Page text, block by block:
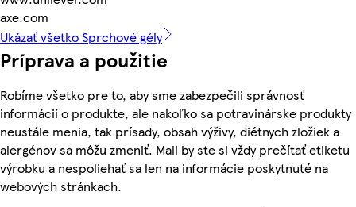
axe.com
Ukázať všetko Sprchové gély
Príprava a použitie
Robíme všetko pre to, aby sme zabezpečili správnosť
informácií o produkte, ale nakoľko sa potravinárske produkty
neustále menia, tak prísady, obsah výživy, diétnych zložiek a
alergénov sa môžu zmeniť. Mali by ste si vždy prečítať etiketu
výrobku a nespoliehať sa len na informácie poskytnuté na
webových stránkach.